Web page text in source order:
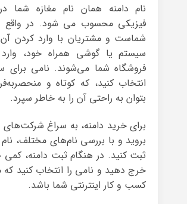
نام دامنه همان نام مغازه شما
فیزیکی محسوب می شود. در واقع
شماست و مشتریان با وارد کردن آن
سیستم یا گوشی همراه خود،
فروشگاه شما می‌شوند. نامی برای
انتخاب کنید، که کوتاه و
بتوان به راحتی آن را به خاطر سپرد.
برای خرید دامنه، به سراغ شرکت‌های
بروید و با بررسی نام‌های مختلف،
ثبت کنید. در هنگام ثبت دامنه، کمی
خرج دهید و نامی را انتخاب کنید که
کسب و کار اینترنتی شما باشد.